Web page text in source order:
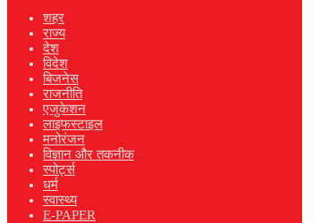
शहर
राज्य
देश
विदेश
बिजनेस
राजनीति
एजुकेशन
लाइफस्टाइल
मनोरंजन
विज्ञान और तकनीक
स्पोर्ट्स
धर्म
स्वास्थ्य
E-PAPER